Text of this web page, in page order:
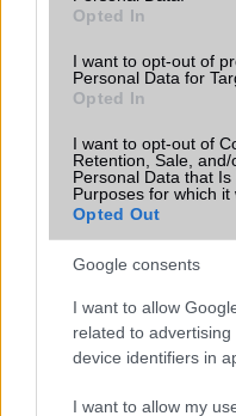
Opted In
I want to opt-out of
Personal Data for
Opted In
I want to opt-out of
Retention, Sale,
Personal Data that
Purposes for which it
Opted Out
Google consents
I want to allow
related to
device identifiers in
I want to allow my
Brand
Védelem
Limited Edition
SAR
N/A = Nincs adat. Legutóbbi
Új és Használt GSM